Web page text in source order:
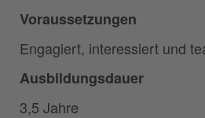
Voraussetzungen
Engagiert, interessiert und
Ausbildungsdauer
3,5 Jahre